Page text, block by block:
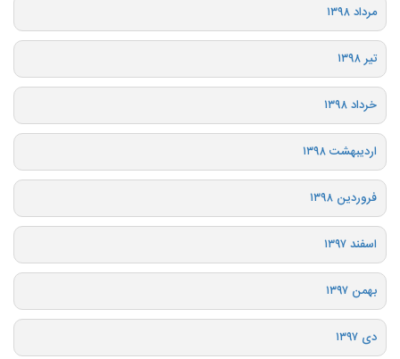
مرداد ۱۳۹۸
تیر ۱۳۹۸
خرداد ۱۳۹۸
اردیبهشت ۱۳۹۸
فروردین ۱۳۹۸
اسفند ۱۳۹۷
بهمن ۱۳۹۷
دی ۱۳۹۷